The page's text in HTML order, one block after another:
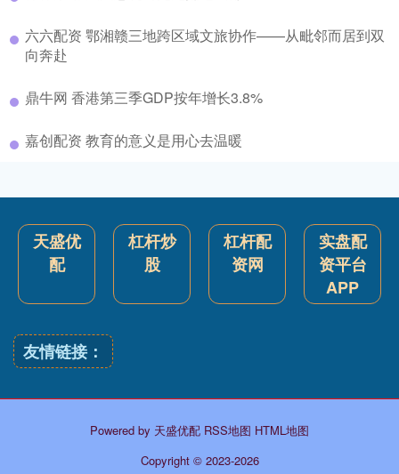
六六配资 鄂湘赣三地跨区域文旅协作——从毗邻而居到双
向奔赴
鼎牛网 香港第三季GDP按年增长3.8%
嘉创配资 教育的意义是用心去温暖
天盛优
配
杠杆炒
股
杠杆配
资网
实盘配
资平台
APP
友情链接：
Powered by 天盛优配 RSS地图 HTML地图
Copyright © 2023-2026